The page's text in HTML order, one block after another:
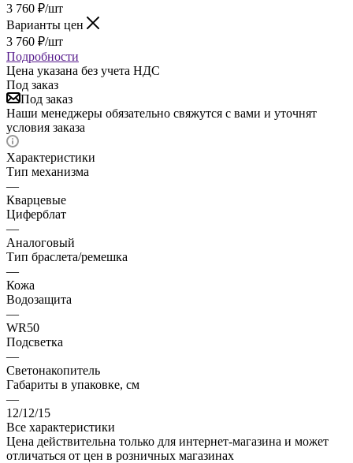
3 760 ₽/шт
Варианты цен
3 760 ₽/шт
Подробности
Цена указана без учета НДС
Под заказ
Под заказ
Наши менеджеры обязательно свяжутся с вами и уточнят
условия заказа
Характеристики
Тип механизма
—
Кварцевые
Циферблат
—
Аналоговый
Тип браслета/ремешка
—
Кожа
Водозащита
—
WR50
Подсветка
—
Светонакопитель
Габариты в упаковке, см
—
12/12/15
Все характеристики
Цена действительна только для интернет-магазина и может
отличаться от цен в розничных магазинах